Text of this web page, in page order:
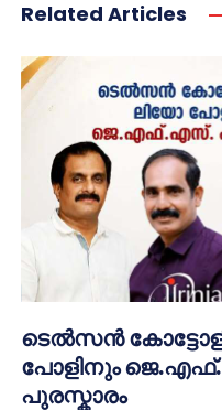
Related Articles
ടെൽസൻ
പോളിനും
പുരസ്കാരം